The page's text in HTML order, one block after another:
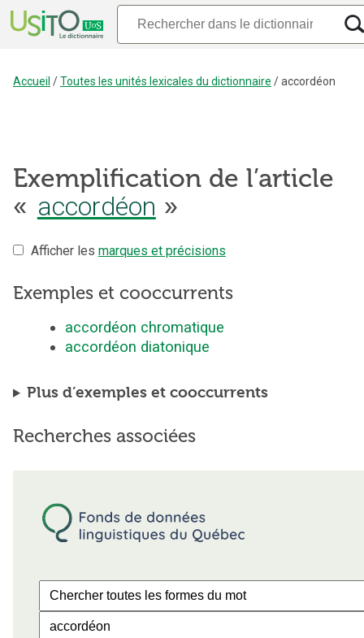
Accueil /Toutes les unités lexicales du dictionnaire /accordéon
Exemplification de l’article
« accordéon »
Afficher les marques et précisions
Exemples et cooccurrents
accordéon chromatique
accordéon diatonique
Plus d’exemples et cooccurrents
Recherches associées